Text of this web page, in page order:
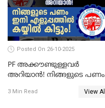
Posted On 26-10-2025
PF അക്കൗണ്ടുള്ളവർ
അറിയാൻ! നിങ്ങളുടെ പണം
കിട്ടും!
3 Min Read View All